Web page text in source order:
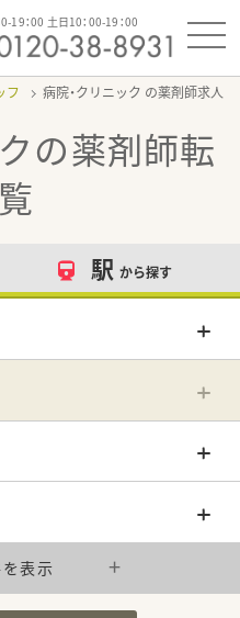
19：00 土日10：00-19：00
フ 病院・クリニック
の薬剤師転
駅 から探す
表示